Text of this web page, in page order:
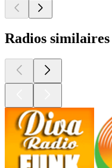
Radios similaires